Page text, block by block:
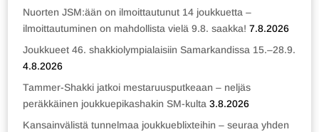
Nuorten JSM:ään on ilmoittautunut 14 joukkuetta –
ilmoittautuminen on mahdollista vielä 9.8. saakka! 7.8.2026
Joukkueet 46. shakkiolympialaisiin Samarkandissa 15.–28.9.
4.8.2026
Tammer-Shakki jatkoi mestaruusputkeaan – neljäs
peräkkäinen joukkuepikashakin SM-kulta 3.8.2026
Kansainvälistä tunnelmaa joukkueblixteihin – seuraa yhden